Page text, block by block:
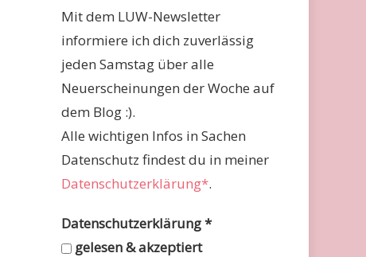
Mit dem LUW-Newsletter
informiere ich dich zuverlässig
jeden Samstag über alle
Neuerscheinungen der Woche auf
dem Blog :).
Alle wichtigen Infos in Sachen
Datenschutz findest du in meiner
Datenschutzerklärung*.
Datenschutzerklärung*
gelesen & akzeptiert